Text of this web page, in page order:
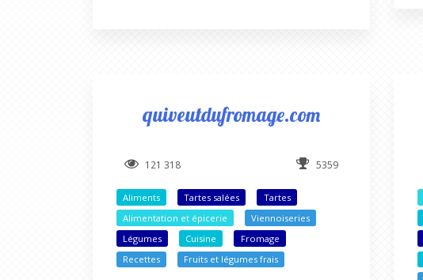
quiveutdufromage.com
121 318 5359
Aliments Tartes salées
Tartes
Alimentation et épicerie
Viennoiseries
Légumes
Cuisine
Fromage
Recettes
Fruits et légumes frais